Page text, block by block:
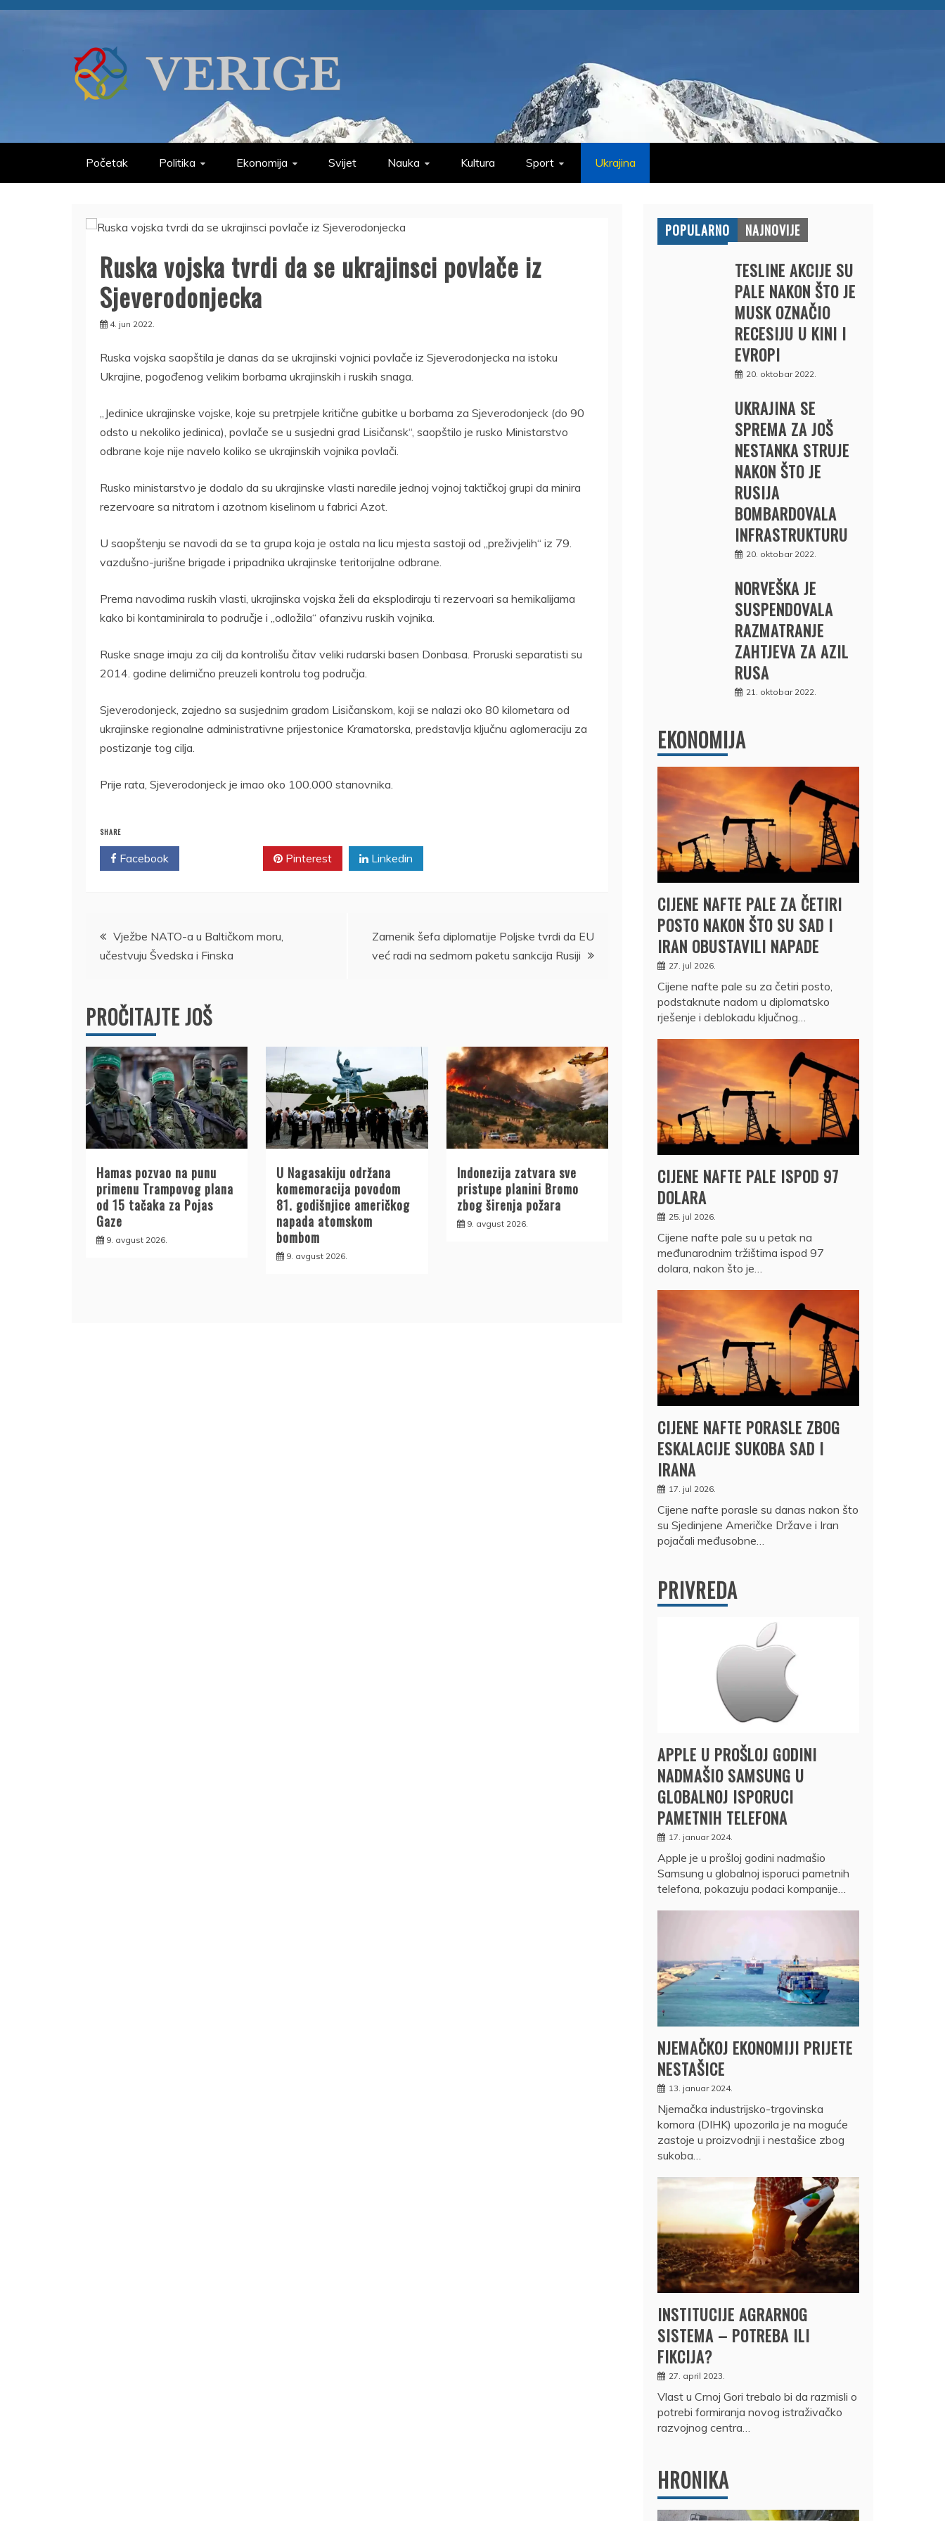
Skip
VERIGE
Početak Politika Ekonomija Svijet Nauka Kultura Sport Ukrajina
Ruska vojska tvrdi da se ukrajinsci povlače iz
Sjeverodonjecka
4. jun 2022.
Ruska vojska saopštila je danas da se ukrajinski vojnici povlače iz Sjeverodonjecka na istoku
Ukrajine, pogođenog velikim borbama ukrajinskih i ruskih snaga.
„Jedinice ukrajinske vojske, koje su pretrpjele kritične gubitke u borbama za Sjeverodonjeck (do 90
odsto u nekoliko jedinica), povlače se u susjedni grad Lisičansk“, saopštilo je rusko Ministarstvo
odbrane koje nije navelo koliko se ukrajinskih vojnika povlači.
Rusko ministarstvo je dodalo da su ukrajinske vlasti naredile jednoj vojnoj taktičkoj grupi da minira
rezervoare sa nitratom i azotnom kiselinom u fabrici Azot.
U saopštenju se navodi da se ta grupa koja je ostala na licu mjesta sastoji od „preživjelih“ iz 79.
vazdušno-jurišne brigade i pripadnika ukrajinske teritorijalne odbrane.
Prema navodima ruskih vlasti, ukrajinska vojska želi da eksplodiraju ti rezervoari sa hemikalijama
kako bi kontaminirala to područje i „odložila“ ofanzivu ruskih vojnika.
Ruske snage imaju za cilj da kontrolišu čitav veliki rudarski basen Donbasa. Proruski separatisti su
2014. godine delimično preuzeli kontrolu tog područja.
Sjeverodonjeck, zajedno sa susjednim gradom Lisičanskom, koji se nalazi oko 80 kilometara od
ukrajinske regionalne administrativne prijestonice Kramatorska, predstavlja ključnu aglomeraciju za
postizanje tog cilja.
Prije rata, Sjeverodonjeck je imao oko 100.000 stanovnika.
SHARE
Facebook Pinterest Linkedin
Kretanje
članka
Vježbe NATO-a u Baltičkom moru,
učestvuju Švedska i Finska
Zamenik šefa diplomatije Poljske tvrdi da EU
već radi na sedmom paketu sankcija Rusiji
PROČITAJTE JOŠ
Hamas pozvao na punu
primenu Trampovog plana
od 15 tačaka za Pojas
Gaze
9. avgust 2026.
U Nagasakiju održana
komemoracija povodom
81. godišnjice američkog
napada atomskom
bombom
9. avgust 2026.
Indonezija zatvara sve
pristupe planini Bromo
zbog širenja požara
9. avgust 2026.
POPULARNO NAJNOVIJE
TESLINE AKCIJE SU
PALE NAKON ŠTO JE
MUSK OZNAČIO
RECESIJU U KINI I
EVROPI
20. oktobar 2022.
UKRAJINA SE
SPREMA ZA JOŠ
NESTANKA STRUJE
NAKON ŠTO JE
RUSIJA
BOMBARDOVALA
INFRASTRUKTURU
20. oktobar 2022.
NORVEŠKA JE
SUSPENDOVALA
RAZMATRANJE
ZAHTJEVA ZA AZIL
RUSA
21. oktobar 2022.
EKONOMIJA
CIJENE NAFTE PALE ZA ČETIRI
POSTO NAKON ŠTO SU SAD I
IRAN OBUSTAVILI NAPADE
27. jul 2026.
Cijene nafte pale su za četiri posto,
podstaknute nadom u diplomatsko
rješenje i deblokadu ključnog…
CIJENE NAFTE PALE ISPOD 97
DOLARA
25. jul 2026.
Cijene nafte pale su u petak na
međunarodnim tržištima ispod 97
dolara, nakon što je…
CIJENE NAFTE PORASLE ZBOG
ESKALACIJE SUKOBA SAD I
IRANA
17. jul 2026.
Cijene nafte porasle su danas nakon što
su Sjedinjene Američke Države i Iran
pojačali međusobne…
PRIVREDA
APPLE U PROŠLOJ GODINI
NADMAŠIO SAMSUNG U
GLOBALNOJ ISPORUCI
PAMETNIH TELEFONA
17. januar 2024.
Apple je u prošloj godini nadmašio
Samsung u globalnoj isporuci pametnih
telefona, pokazuju podaci kompanije…
NJEMAČKOJ EKONOMIJI PRIJETE
NESTAŠICE
13. januar 2024.
Njemačka industrijsko-trgovinska
komora (DIHK) upozorila je na moguće
zastoje u proizvodnji i nestašice zbog
sukoba…
INSTITUCIJE AGRARNOG
SISTEMA – POTREBA ILI
FIKCIJA?
27. april 2023.
Vlast u Crnoj Gori trebalo bi da razmisli o
potrebi formiranja novog istraživačko
razvojnog centra…
HRONIKA